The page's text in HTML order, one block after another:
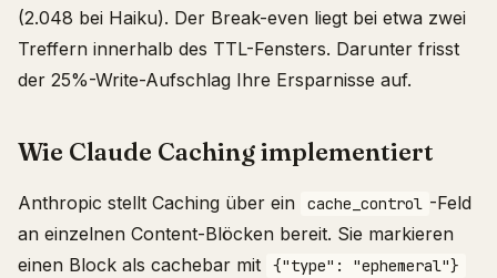
(2.048 bei Haiku). Der Break-even liegt bei etwa zwei
Treffern innerhalb des TTL-Fensters. Darunter frisst
der 25%-Write-Aufschlag Ihre Ersparnisse auf.
Wie Claude Caching implementiert
Anthropic stellt Caching über ein cache_control -Feld
an einzelnen Content-Blöcken bereit. Sie markieren
einen Block als cachebar mit
{"type": "ephemeral"}